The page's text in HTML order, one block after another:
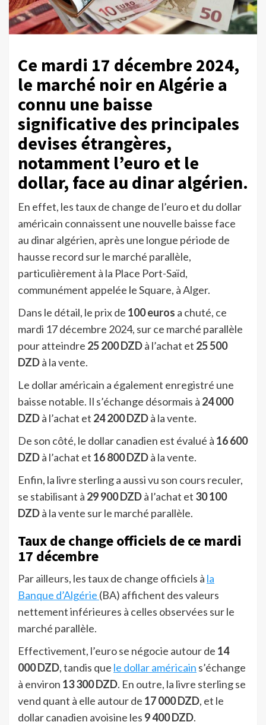
Ce mardi 17 décembre 2024,
le marché noir en Algérie a
connu une baisse
significative des principales
devises étrangères,
notamment l’euro et le
dollar, face au dinar algérien.
En effet, les taux de change de l’euro et du dollar
américain connaissent une nouvelle baisse face
au dinar algérien, après une longue période de
hausse record sur le marché parallèle,
particulièrement à la Place Port-Saïd,
communément appelée le Square, à Alger.
Dans le détail, le prix de 100 euros a chuté, ce
mardi 17 décembre 2024, sur ce marché parallèle
pour atteindre 25 200 DZDà l’achat et 25 500
DZDà la vente.
Le dollar américain a également enregistré une
baisse notable. Il s’échange désormais à 24 000
DZDà l’achat et 24 200 DZDà la vente.
De son côté, le dollar canadien est évalué à 16 600
DZDà l’achat et 16 800 DZDà la vente.
Enfin, la livre sterling a aussi vu son cours reculer,
se stabilisant à 29 900 DZDà l’achat et 30 100
DZDà la vente sur le marché parallèle.
Taux de change officiels de ce mardi
17 décembre
Par ailleurs, les taux de change officiels à la
Banque d’Algérie (BA) affichent des valeurs
nettement inférieures à celles observées sur le
marché parallèle.
Effectivement, l’euro se négocie autour de 14
000 DZD, tandis que le dollar américain s’échange
à environ 13 300 DZD. En outre, la livre sterling se
vend quant à elle autour de 17 000 DZD, et le
dollar canadien avoisine les 9 400 DZD.